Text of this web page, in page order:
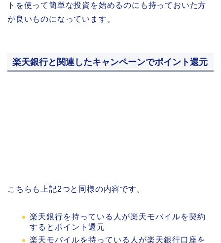
トを使って簡単な投資を始めるのにも持っておいた方
が良いものになっています。
楽天銀行と関連したキャンペーンでポイント還元
こちらも上記2つと同様の内容です。
楽天銀行を持っている人が楽天モバイルを契約
するとポイント還元
楽天モバイルを持っている人が楽天銀行口座を